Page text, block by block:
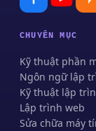
CHUYÊN MỤC
Kỹ thuật phần
Ngôn ngữ lập
Kỹ thuật lập
Lập trình web
Sửa chữa máy